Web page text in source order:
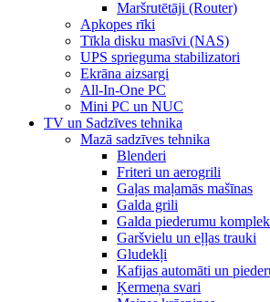
Maršrutētāji (Router)
Apkopes rīki
Tīkla disku masīvi (NAS)
UPS sprieguma stabilizatori
Ekrāna aizsargi
All-In-One PC
Mini PC un NUC
TV un Sadzīves tehnika
Mazā sadzīves tehnika
Blenderi
Friteri un aerogrili
Gaļas maļamās mašīnas
Galda grili
Galda piederumu
Garšvielu un eļļas trauki
Gludekļi
Kafijas automāti un
Ķermeņa svari